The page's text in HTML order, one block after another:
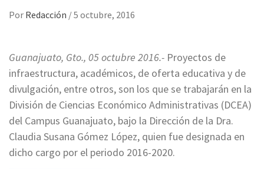
Por Redacción /5 octubre, 2016
Guanajuato, Gto., 05 octubre 2016.- Proyectos de
infraestructura, académicos, de oferta educativa y de
divulgación, entre otros, son los que se trabajarán en la
División de Ciencias Económico Administrativas (DCEA)
del Campus Guanajuato, bajo la Dirección de la Dra.
Claudia Susana Gómez López, quien fue designada en
dicho cargo por el periodo 2016-2020.